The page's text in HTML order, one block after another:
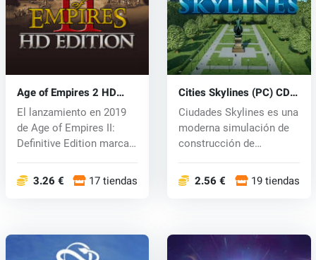
Age of Empires 2 HD
(PC) CD key
El lanzamiento en 2019
de Age of Empires II:
Definitive Edition marca
3.26 € 17 tiendas
Cities Skylines (PC) CD
key
Ciudades Skylines es una
moderna simulación de
construcción de
2.56 € 19 tiendas